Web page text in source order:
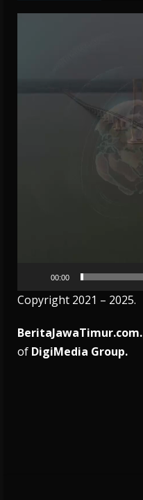
00:00
Copyright 2021 – 2025.
BeritaJawaTimur.com.
of DigiMedia Group.